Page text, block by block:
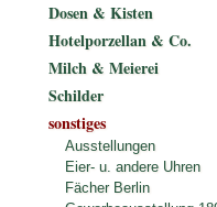
Dosen & Kisten
Hotelporzellan & Co.
Milch & Meierei
Schilder
sonstiges
Ausstellungen
Eier- u. andere Uhren
Fächer Berlin